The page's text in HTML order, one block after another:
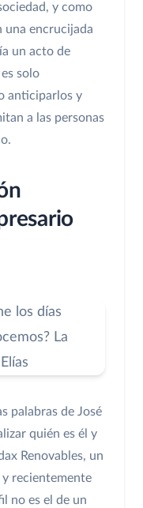
y como
una encrucijada
un acto de
solo
anticiparlos y
a las personas
palabras de José
quién es él y
Renovables, un
recientemente
no es el de un